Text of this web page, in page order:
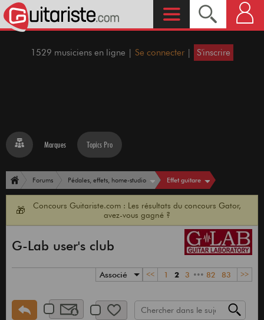
1529 musiciens en ligne | Se connecter | S'inscrire
Marques Topics Pro
Forums Pédales, effets, home-studio Effet guitare
🎁
Concours Guitariste.com : Les résultats du concours Gator,
avez-vous gagné ?
G-Lab user's club
Associé << 1 2 3 ••• 82 83 >>